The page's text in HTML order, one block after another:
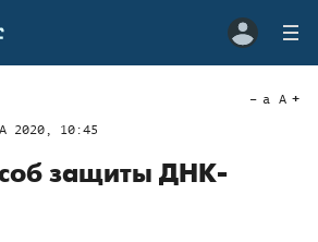
2020, 10:45
a A
защиты ДНК-